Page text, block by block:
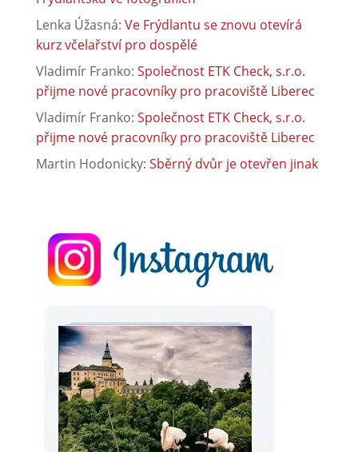
Lenka Úžasná: Ve Frýdlantu se znovu otevírá
kurz včelařství pro dospělé
Vladimír Franko: Společnost ETK Check, s.r.o.
přijme nové pracovníky pro pracoviště Liberec
Vladimír Franko: Společnost ETK Check, s.r.o.
přijme nové pracovníky pro pracoviště Liberec
Martin Hodonicky: Sběrný dvůr je otevřen jinak